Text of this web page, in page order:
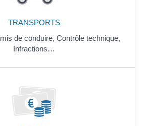
TRANSPORTS
de conduire, Contrôle technique,
Infractions…